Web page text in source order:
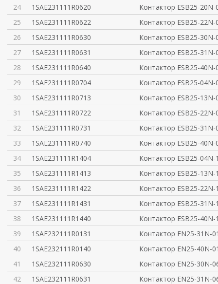
24
1SAE231111R0620
Контактор ESB25-
25
1SAE231111R0622
Контактор ESB25-
26
1SAE231111R0630
Контактор ESB25-
27
1SAE231111R0631
Контактор ESB25-
28
1SAE231111R0640
Контактор ESB25-
29
1SAE231111R0704
Контактор ESB25-
30
1SAE231111R0713
Контактор ESB25-
31
1SAE231111R0722
Контактор ESB25-
32
1SAE231111R0731
Контактор ESB25-
33
1SAE231111R0740
Контактор ESB25-
34
1SAE231111R1404
Контактор ESB25-
35
1SAE231111R1413
Контактор ESB25-
36
1SAE231111R1422
Контактор ESB25-
37
1SAE231111R1431
Контактор ESB25-
38
1SAE231111R1440
Контактор ESB25-
39
1SAE232111R0131
Контактор EN25-31N-
40
1SAE232111R0140
Контактор EN25-40N-
41
1SAE232111R0630
Контактор EN25-30N-
42
1SAE232111R0631
Контактор EN25-31N-